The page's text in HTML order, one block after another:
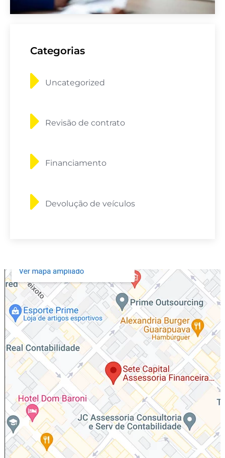
Categorias
Uncategorized
Revisão de contrato
Financiamento
Devolução de veículos